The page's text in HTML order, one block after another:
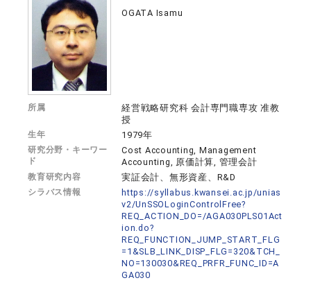
OGATA Isamu
所属
経営戦略研究科 会計専門職専攻 准教
授
生年 1979年
研究分野・キーワー
ド
Cost Accounting, Management
Accounting, 原価計算, 管理会計
教育研究内容 実証会計、無形資産、R&D
シラバス情報
https://syllabus.kwansei.ac.jp/unias
v2/UnSSOLoginControlFree?
REQ_ACTION_DO=/AGA030PLS01Act
ion.do?
REQ_FUNCTION_JUMP_START_FLG
=1&SLB_LINK_DISP_FLG=320&TCH_
NO=130030&REQ_PRFR_FUNC_ID=A
GA030